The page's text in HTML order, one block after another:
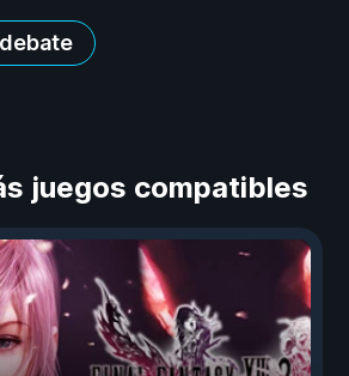
juegos compatibles